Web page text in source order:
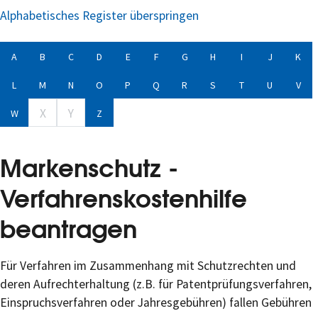
Alphabetisches Register überspringen
A B C D E F G H I J K
L M N O P Q R S T U V
W X Y Z
Markenschutz -
Verfahrenskostenhilfe
beantragen
Für Verfahren im Zusammenhang mit Schutzrechten und
deren Aufrechterhaltung (z.B. für Patentprüfungsverfahren,
Einspruchsverfahren oder Jahresgebühren) fallen Gebühren